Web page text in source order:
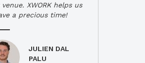
XWORK helps us
a precious time!
JULIEN DAL
PALU